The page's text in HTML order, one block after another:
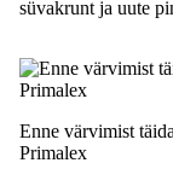
süvakrunt ja uute
Enne värvimist
Primalex